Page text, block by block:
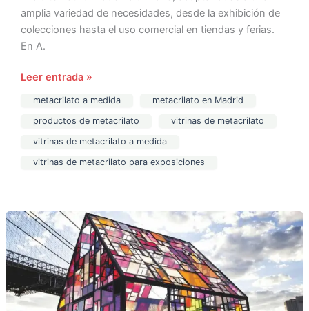
amplia variedad de necesidades, desde la exhibición de
colecciones hasta el uso comercial en tiendas y ferias.
En A.
Leer entrada »
metacrilato a medida
metacrilato en Madrid
productos de metacrilato
vitrinas de metacrilato
vitrinas de metacrilato a medida
vitrinas de metacrilato para exposiciones
Fábrica
de
Metacrilato
en
Madrid:
Corte